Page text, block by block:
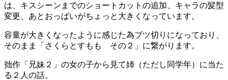
は、キスシーンまでのショートカットの追加、キャラの髪型
変更、あとおっぱいがちょっと大きくなっています。
容量が大きくなったように感じた為ブツ切りになっており、
そのまま「さくらとすもも その２」に繋がります。
拙作「兄妹２」の女の子から見て姉（ただし同学年）に当た
る２人の話。